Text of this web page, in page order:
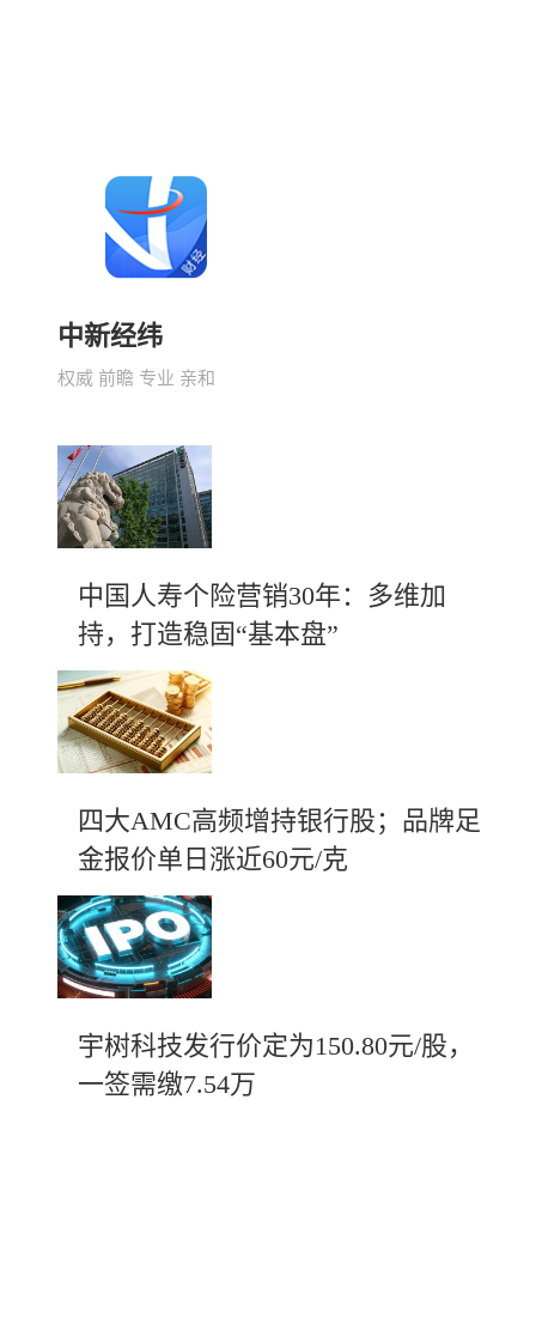
中新经纬
权威 前瞻 专业 亲和
中国人寿个险营销30年：多维加
持，打造稳固“基本盘”
四大AMC高频增持银行股；品牌足
金报价单日涨近60元/克
宇树科技发行价定为150.80元/股，
一签需缴7.54万